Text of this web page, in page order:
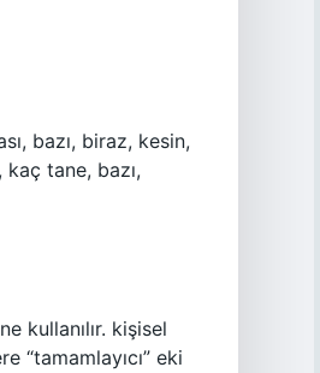
bazı, biraz, kesin,
tane, bazı,
kullanılır. kişisel
“tamamlayıcı” eki